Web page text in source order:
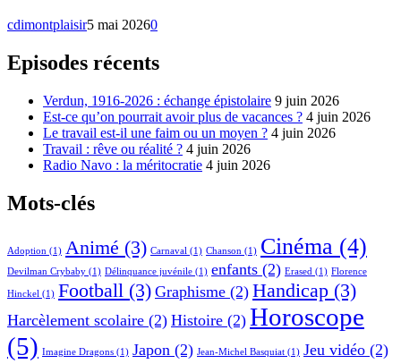
cdimontplaisir5 mai 20260
Episodes récents
Verdun, 1916-2026 : échange épistolaire 9 juin 2026
Est-ce qu’on pourrait avoir plus de vacances ? 4 juin 2026
Le travail est-il une faim ou un moyen ? 4 juin 2026
Travail : rêve ou réalité ? 4 juin 2026
Radio Navo : la méritocratie 4 juin 2026
Mots-clés
Adoption (1) Animé (3) Carnaval (1) Chanson (1) Cinéma (4)
Devilman Crybaby (1) Délinquance juvénile (1) enfants (2) Erased (1) Florence
Hinckel (1) Football (3) Graphisme (2) Handicap (3)
Harcèlement scolaire (2) Histoire (2) Horoscope
(5) Imagine Dragons (1) Japon (2) Jean-Michel Basquiat (1) Jeu vidéo (2)